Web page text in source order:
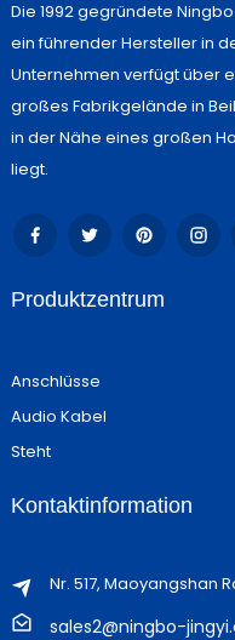
Die 1992 gegründete
ein führender Hersteller in
Unternehmen verfügt über
großes Fabrikgelände in
in der Nähe eines großen
liegt.
Produktzentrum
Anschlüsse
Audio Kabel
Steht
Kontaktinformation
Nr. 517, Maoyangshan
sales2@ningbo-